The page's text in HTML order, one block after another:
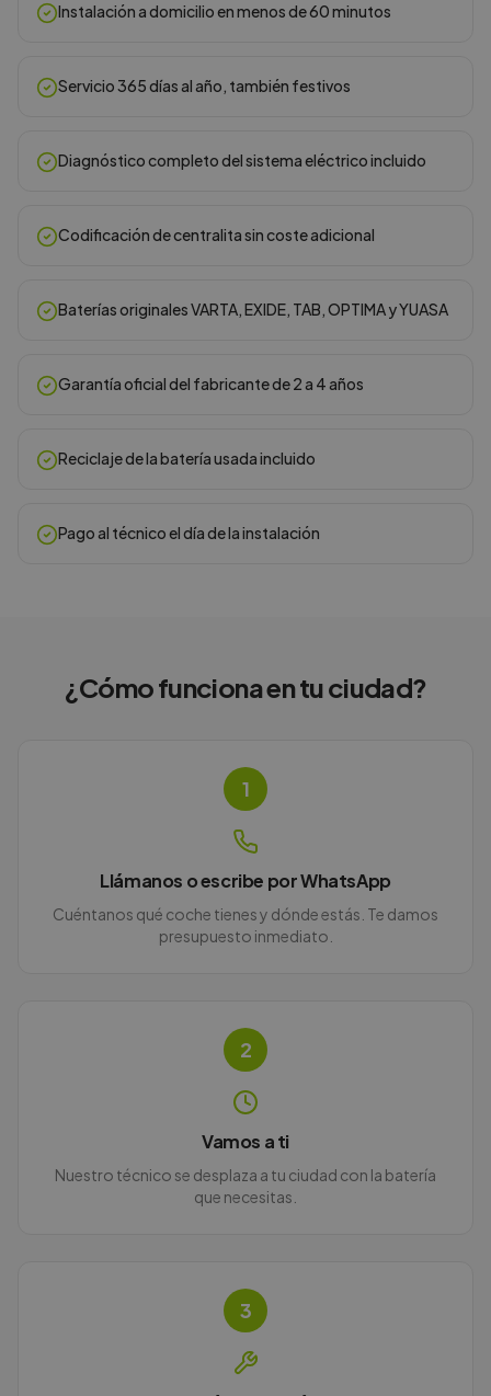
Instalación a domicilio en menos de 60 minutos
Servicio 365 días al año, también festivos
Diagnóstico completo del sistema eléctrico incluido
Codificación de centralita sin coste adicional
Baterías originales VARTA, EXIDE, TAB, OPTIMA y YUASA
Garantía oficial del fabricante de 2 a 4 años
Reciclaje de la batería usada incluido
Pago al técnico el día de la instalación
¿Cómo funciona entu ciudad?
1
Llámanos o escribe por WhatsApp
Cuéntanos qué coche tienes y dónde estás. Te damos
presupuesto inmediato.
2
Vamos a ti
Nuestro técnico se desplaza a tu ciudad con la batería
que necesitas.
3